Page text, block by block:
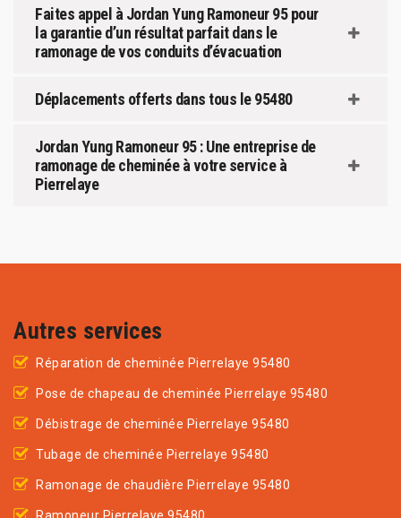
Faites appel à Jordan Yung Ramoneur 95 pour
la garantie d’un résultat parfait dans le
ramonage de vos conduits d’évacuation
Déplacements offerts dans tous le 95480
Jordan Yung Ramoneur 95 : Une entreprise de
ramonage de cheminée à votre service à
Pierrelaye
Autres services
Réparation de cheminée Pierrelaye 95480
Pose de chapeau de cheminée Pierrelaye 95480
Débistrage de cheminée Pierrelaye 95480
Tubage de cheminée Pierrelaye 95480
Ramonage de chaudière Pierrelaye 95480